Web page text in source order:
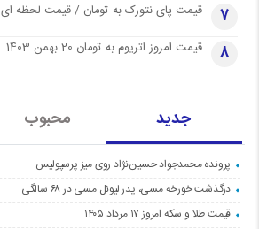
7 قیمت پای نتورک به تومان / قیمت لحظه ای pi network
8 قیمت امروز اتریوم به تومان 20 بهمن 1403
جدید محبوب
پرونده محمدجواد حسین‌نژاد روی میز پرسپولیس
درگذشت خورخه مسی، پدر لیونل مسی در ۶۸ سالگی
قیمت طلا و سکه امروز ۱۷ مرداد ۱۴۰۵